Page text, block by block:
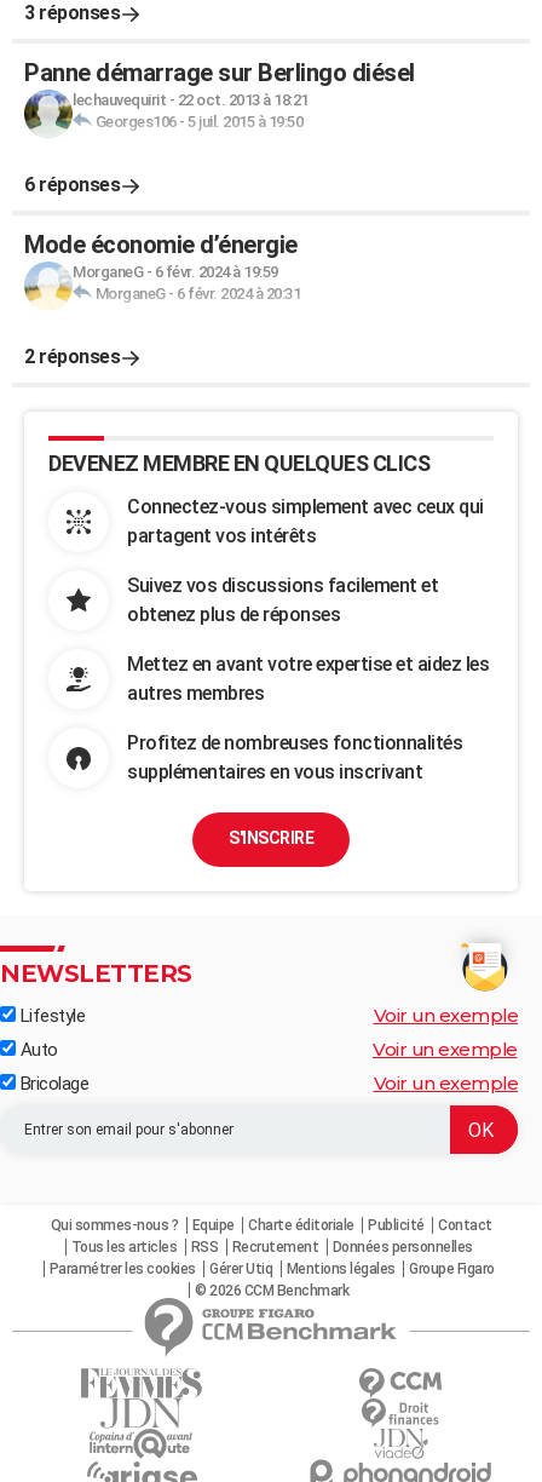
3 réponses
Panne démarrage sur Berlingo diésel
lechauvequirit - 22 oct. 2013 à 18:21
Georges106- 5 juil. 2015 à 19:50
6 réponses
Mode économie d’énergie
MorganeG- 6 févr. 2024 à 19:59
MorganeG- 6 févr. 2024 à 20:31
2 réponses
DEVENEZ MEMBRE EN QUELQUES CLICS
Connectez-vous simplement avec ceux qui
partagent vos intérêts
Suivez vos discussions facilement et
obtenez plus de réponses
Mettez en avant votre expertise et aidez les
autres membres
Profitez de nombreuses fonctionnalités
supplémentaires en vous inscrivant
S'INSCRIRE
NEWSLETTERS
Lifestyle Voir un exemple
Auto Voir un exemple
Bricolage Voir un exemple
Qui sommes-nous ? Equipe Charte éditoriale Publicité
Contact
Tous les articles
RSS Recrutement
Données personnelles
Paramétrer les cookies
Gérer Utiq Mentions légales
Groupe Figaro
© 2026 CCM Benchmark